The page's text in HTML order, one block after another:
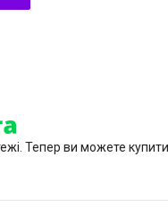
Тепер ви можете